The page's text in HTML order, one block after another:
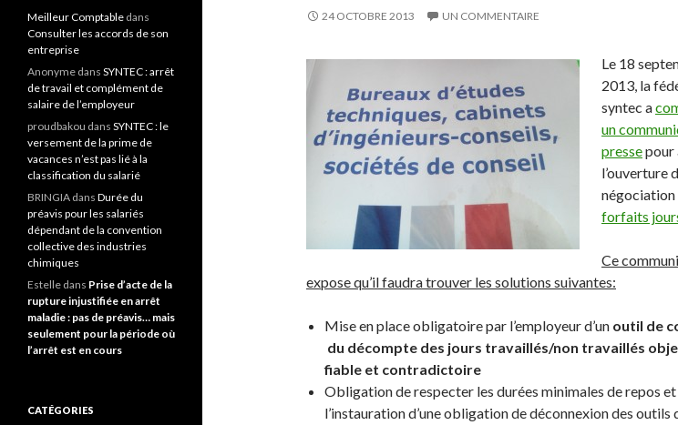
24 OCTOBRE 2013 UN COMMENTAIRE
Le 18
2013, la
syntec a
un
pressepour
l’ouverture
négociation
forfaits
Ce
expose qu’il faudra trouver les solutions suivantes:
Mise en place obligatoire par l’employeur d’un outil de
du décompte des jours travaillés/non travaillés
fiable et contradictoire
Obligation de respecter les durées minimales de repos et
l’instauration d’une obligation de déconnexion des outils
Meilleur Comptable dans
Consulter les accords de son
entreprise
Anonyme dans SYNTEC : arrêt
de travail et complément de
salaire de l’employeur
proudbakou dans SYNTEC : le
versement de la prime de
vacances n’est pas lié à la
classification du salarié
BRINGIA dans Durée du
préavis pour les salariés
dépendant de la convention
collective des industries
chimiques
Estelle dans Prise d’acte de la
rupture injustifiée en arrêt
maladie : pas de préavis… mais
seulement pour la période où
l’arrêt est en cours
CATÉGORIES